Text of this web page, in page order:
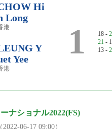
Hi
Long
港
Y
Yee
港
1 18 -
21 -
13 -
ナショナル2022(FS)
（2022-06-17 09:00）